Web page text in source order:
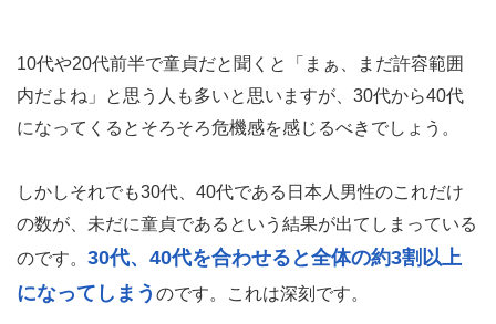
10代や20代前半で童貞だと聞くと「まぁ、まだ許容範囲
内だよね」と思う人も多いと思いますが、30代から40代
になってくるとそろそろ危機感を感じるべきでしょう。
しかしそれでも30代、40代である日本人男性のこれだけ
の数が、未だに童貞であるという結果が出てしまっている
のです。 30代、40代を合わせると全体の約3割以上
になってしまう のです。これは深刻です。